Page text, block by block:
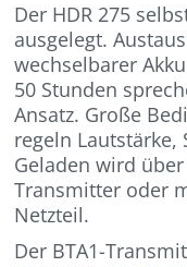
Der HDR 275
ausgelegt.
wechselbarer
50 Stunden
Ansatz. Große
regeln
Geladen wird
Transmitter oder
Netzteil.
Der BTA1-